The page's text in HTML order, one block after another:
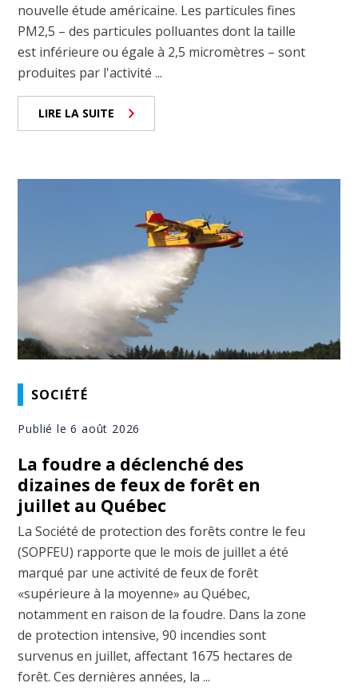
nouvelle étude américaine. Les particules fines
PM2,5 – des particules polluantes dont la taille
est inférieure ou égale à 2,5 micromètres – sont
produites par l'activité ...
LIRE LA SUITE
SOCIÉTÉ
Publié le 6 août 2026
La foudre a déclenché des
dizaines de feux de forêt en
juillet au Québec
La Société de protection des forêts contre le feu
(SOPFEU) rapporte que le mois de juillet a été
marqué par une activité de feux de forêt
«supérieure à la moyenne» au Québec,
notamment en raison de la foudre. Dans la zone
de protection intensive, 90 incendies sont
survenus en juillet, affectant 1675 hectares de
forêt. Ces dernières années, la ...